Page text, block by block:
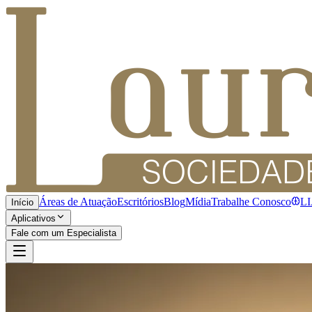
Início Áreas de AtuaçãoEscritóriosBlogMídiaTrabalhe Conosco
Aplicativos
Fale com um Especialista